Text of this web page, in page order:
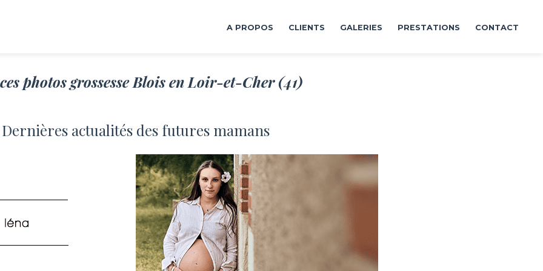
A PROPOS CLIENTS GALERIES PRESTATIONS CONTACT
photos grossesse Blois en Loir-et-Cher (41)
Dernières actualités des futures mamans